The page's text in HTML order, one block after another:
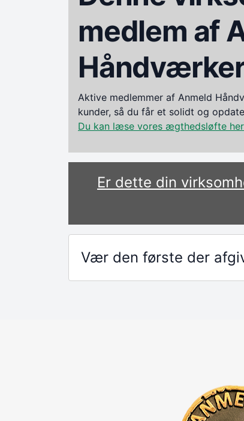
medlem af
Aktive medlemmer af Anmeld
kunder, så du får et solidt og
Du kan læse vores ægthedsløfte
Er dette din
Vær den første der